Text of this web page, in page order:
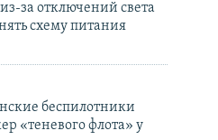
за отключений света
схему питания
беспилотники
«теневого флота» у